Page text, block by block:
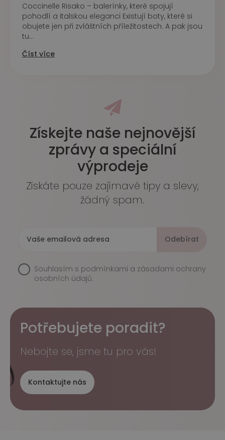
Coccinelle Risako – balerínky, které spojují
pohodlí a italskou eleganci Existují boty, které si
obujete jen při zvláštních příležitostech. A pak jsou
tu...
Číst více
Získejte naše nejnovější
zprávy a speciální
výprodeje
Získáte pouze zajímavé tipy a slevy,
žádný spam.
Odebírat
Souhlasím s podmínkami a zásadami ochrany
osobních údajů.
Potřebujete poradit?
Nebojte se, jsme tu pro vás!
Kontaktujte nás